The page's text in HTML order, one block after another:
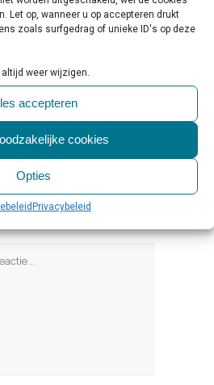
Let op, wanneer u op accepteren drukt
zoals surfgedrag of unieke ID's op deze
weer wijzigen.
accepteren
cookies
Opties
Privacybeleid